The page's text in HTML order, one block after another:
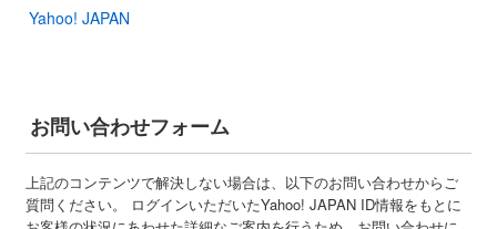
Yahoo! JAPAN
お問い合わせフォーム
上記のコンテンツで解決しない場合は、以下のお問い合わせからご
質問ください。 ログインいただいたYahoo! JAPAN ID情報をもとに